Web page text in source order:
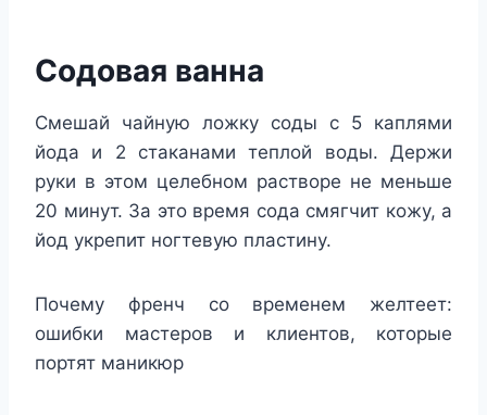
Содовая ванна
Смешай чайную ложку соды с 5 каплями
йода и 2 стаканами теплой воды. Держи
руки в этом целебном растворе не меньше
20 минут. За это время сода смягчит кожу, а
йод укрепит ногтевую пластину.
Почему френч со временем желтеет:
ошибки мастеров и клиентов, которые
портят маникюр